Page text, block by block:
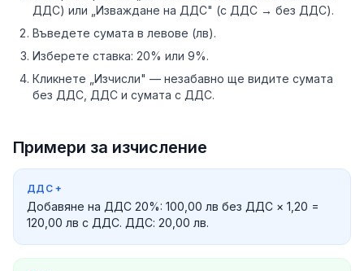
ДДС) или „Изваждане на ДДС" (с ДДС → без ДДС).
Въведете сумата в левове (лв).
Изберете ставка: 20% или 9%.
Кликнете „Изчисли" — незабавно ще видите сумата
без ДДС, ДДС и сумата с ДДС.
Примери за изчисление
ДДС+
Добавяне на ДДС 20%: 100,00 лв без ДДС × 1,20 =
120,00 лв с ДДС. ДДС: 20,00 лв.